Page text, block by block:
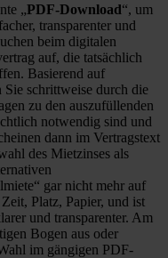
„PDF-Download“, um
transparenter und
beim digitalen
auf, die tatsächlich
Basierend auf
Sie schrittweise durch die
zu den auszufüllenden
notwendig sind und
dann im Vertragstext
des Mietzinses als
gar nicht mehr auf
Platz, Papier, und ist
und transparenter. Am
Bogen aus oder
im gängigen PDF-